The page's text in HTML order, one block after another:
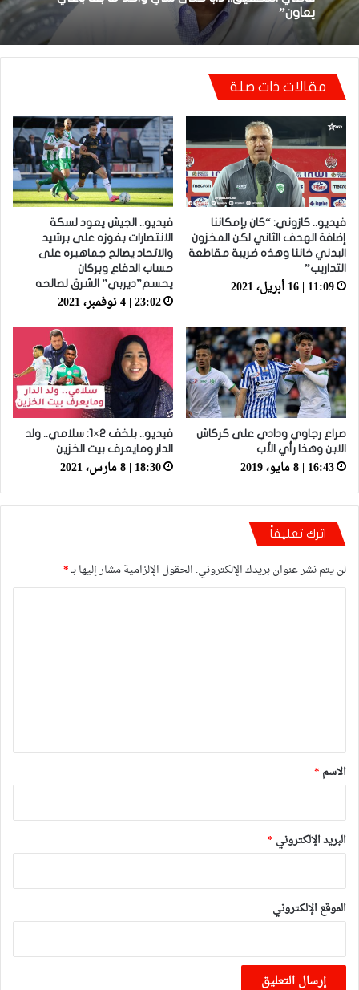
أيت منا: “كاع لي كانو كيساعدو الوداد عيط ليهم
قاضي التحقيق.. دابا حتى شي واحد ما بقا باغي
يعاون”
توالي النتائج السلبية يلاحق الوداد الرياضي بعد
تعادل جديد أمام الدفاع الحسني الجديدي
مقالات ذات صلة
فيديو.. كازوني: “كان بإمكاننا
إضافة الهدف الثاني لكن المخزون
البدني خاننا وهذه ضريبة مقاطعة
التداريب”
11:09 | 16 أبريل، 2021
فيديو.. الجيش يعود لسكة
الانتصارات بفوزه على برشيد
والاتحاد يصالح جماهيره على
حساب الدفاع وبركان
يحسم”ديربي” الشرق لصالحه
23:02 | 4 نوفمبر، 2021
صراع رجاوي ودادي على كركاش
الابن وهذا رأي الأب
16:43 | 8 مايو، 2019
فيديو.. بلخف 2×1: سلامي.. ولد
الدار ومايعرف بيت الخزين
18:30 | 8 مارس، 2021
اترك تعليقاً
لن يتم نشر عنوان بريدك الإلكتروني. الحقول الإلزامية مشار إليها بـ*
*
الاسم *
البريد الإلكتروني *
الموقع الإلكتروني